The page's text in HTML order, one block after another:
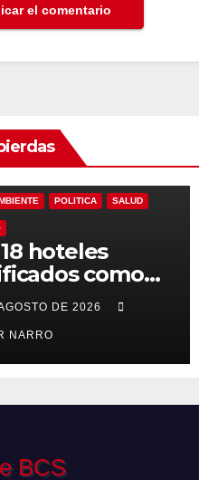
POLITICA SALUD
hoteles
como
de Los
refuerza la
un destino
DE 2026
NARRO